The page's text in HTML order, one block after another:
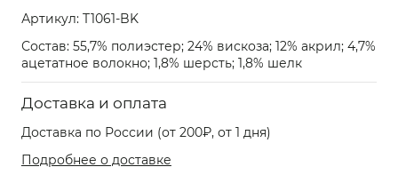
Артикул: T1061-BK
Состав: 55,7% полиэстер; 24% вискоза; 12% акрил; 4,7%
ацетатное волокно; 1,8% шерсть; 1,8% шелк
Доставка и оплата
Доставка по России (от 200₽, от 1 дня)
Подробнее о доставке